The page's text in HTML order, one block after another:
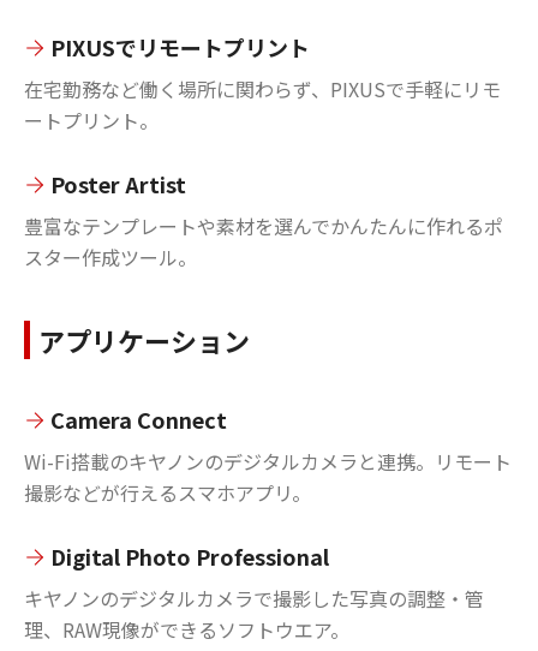
PIXUSでリモートプリント
在宅勤務など働く場所に関わらず、PIXUSで手軽にリモ
ートプリント。
Poster Artist
豊富なテンプレートや素材を選んでかんたんに作れるポ
スター作成ツール。
アプリケーション
Camera Connect
Wi-Fi搭載のキヤノンのデジタルカメラと連携。リモート
撮影などが行えるスマホアプリ。
Digital Photo Professional
キヤノンのデジタルカメラで撮影した写真の調整・管
理、RAW現像ができるソフトウエア。